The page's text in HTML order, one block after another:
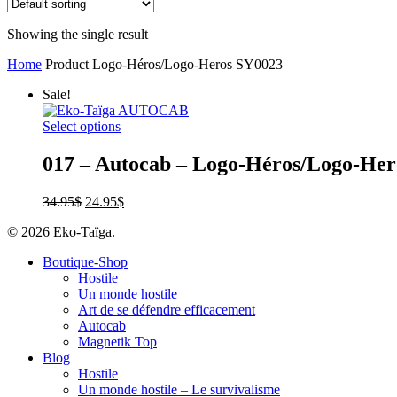
Showing the single result
Home Product Logo-Héros/Logo-Heros SY0023
Sale!
Select options
017 – Autocab – Logo-Héros/Logo-
34.95$ 24.95$
© 2026 Eko-Taïga.
Boutique-Shop
Hostile
Un monde hostile
Art de se défendre efficacement
Autocab
Magnetik Top
Blog
Hostile
Un monde hostile – Le survivalisme